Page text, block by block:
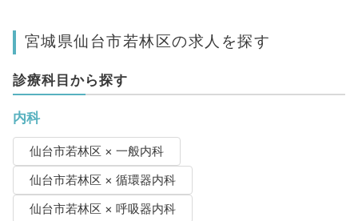
宮城県仙台市若林区の求人を探す
診療科目から探す
内科
仙台市若林区 × 一般内科
仙台市若林区 × 循環器内科
仙台市若林区 × 呼吸器内科